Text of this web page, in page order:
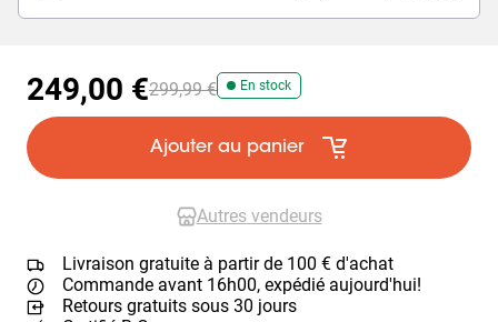
En stock
249,00 €299,99 €
Ajouter au panier
Autres vendeurs
Livraison gratuite à partir de 100 € d'achat
Commande avant 16h00, expédié aujourd'hui!
Retours gratuits sous 30 jours